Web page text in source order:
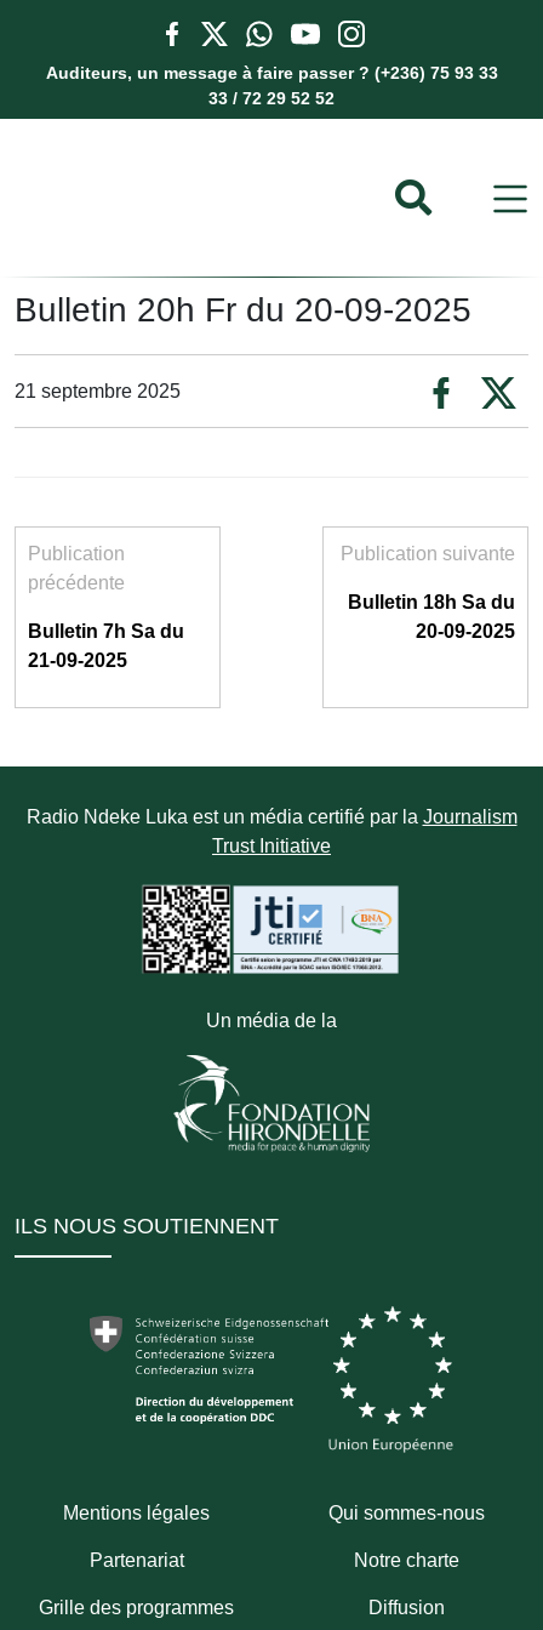
Auditeurs, un message à faire passer ? (+236) 75 93 33
33 / 72 29 52 52
Bulletin 20h Fr du 20-09-2025
21 septembre 2025
Publication
précédente
Bulletin 7h Sa du
21-09-2025
Publication suivante
Bulletin 18h Sa du
20-09-2025
Radio Ndeke Luka est un média certifié par la Journalism
Trust Initiative
Un média de la
ILS NOUS SOUTIENNENT
Mentions légales Qui sommes-nous
Partenariat Notre charte
Grille des programmes Diffusion